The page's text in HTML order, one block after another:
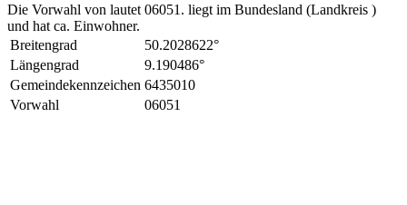
Die Vorwahl von lautet 06051. liegt im Bundesland (Landkreis )
und hat ca. Einwohner.
Breitengrad
50.2028622°
Längengrad
9.190486°
Gemeindekennzeichen 6435010
Vorwahl
06051